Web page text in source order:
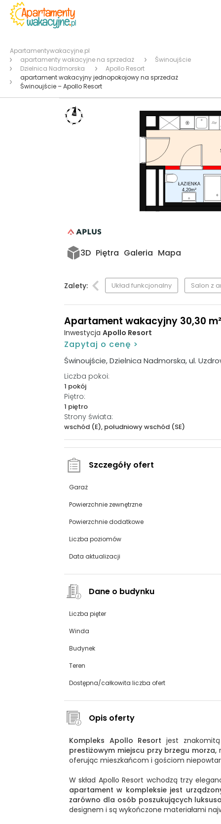
Apartamentywakacyjne.pl
apartamenty wakacyjne na sprzedaż
Świnoujście
Dzielnica Nadmorska
Apollo Resort
apartament wakacyjny jednopokojowy na sprzedaż
Świnoujście – Apollo Resort
ŁAZIENKA
4,20m²
3D Piętra Galeria Mapa
Zalety: Układ funkcjonalny Salon z
Apartament wakacyjny 30,30
Inwestycja Apollo Resort
Zapytaj o cenę >
Świnoujście, Dzielnica Nadmorska, ul.
Liczba pokoi:
1 pokój
Piętro:
1 piętro
Strony świata:
wschód (E), południowy wschód (SE)
Szczegóły ofert
Garaż
Powierzchnie zewnętrzne
Powierzchnie dodatkowe
Liczba poziomów
Data aktualizacji
Dane o budynku
Liczba pięter
Winda
Budynek
Teren
Dostępna/całkowita liczba ofert
Opis oferty
Kompleks Apollo Resort jest
prestiżowym miejscu przy brzegu morza,
oferując mieszkańcom i gościom
W skład Apollo Resort wchodzą trzy
apartament w kompleksie jest
zarówno dla osób poszukujących
designem i są wykończone materiałami